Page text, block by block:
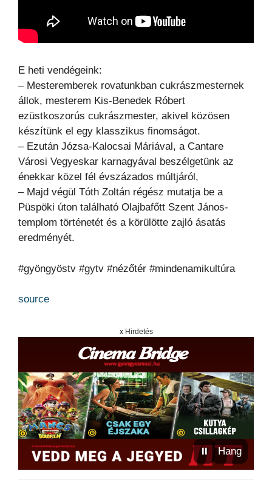
E heti vendégeink:
– Mesteremberek rovatunkban cukrászmesternek
állok, mesterem Kis-Benedek Róbert
ezüstkoszorús cukrászmester, akivel közösen
készítünk el egy klasszikus finomságot.
– Ezután Józsa-Kalocsai Máriával, a Cantare
Városi Vegyeskar karnagyával beszélgetünk az
énekkar közel fél évszázados múltjáról,
– Majd végül Tóth Zoltán régész mutatja be a
Püspöki úton található Olajbafőtt Szent János-
templom történetét és a körülötte zajló ásatás
eredményét.
#gyöngyöstv #gytv #nézőtér #mindenamikultúra
source
x Hirdetés
⏸ Hang